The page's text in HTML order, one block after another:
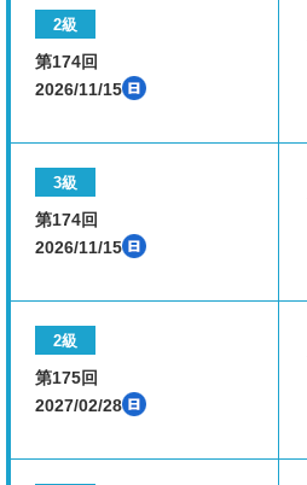
2級
第174回
2026/11/15
3級
第174回
2026/11/15
2級
第175回
2027/02/28